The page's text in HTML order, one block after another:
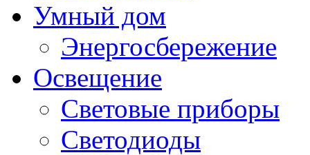
Умный дом
Энергосбережение
Освещение
Световые приборы
Светодиоды